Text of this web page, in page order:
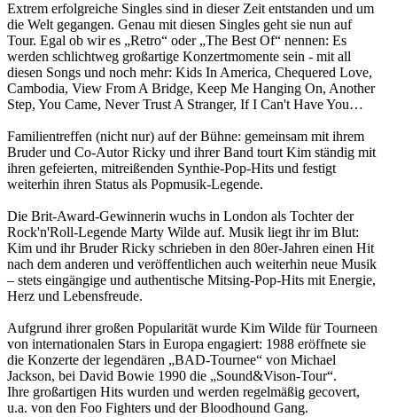
Extrem erfolgreiche Singles sind in dieser Zeit entstanden und um
die Welt gegangen. Genau mit diesen Singles geht sie nun auf
Tour. Egal ob wir es „Retro“ oder „The Best Of“ nennen: Es
werden schlichtweg großartige Konzertmomente sein - mit all
diesen Songs und noch mehr: Kids In America, Chequered Love,
Cambodia, View From A Bridge, Keep Me Hanging On, Another
Step, You Came, Never Trust A Stranger, If I Can't Have You…
Familientreffen (nicht nur) auf der Bühne: gemeinsam mit ihrem
Bruder und Co-Autor Ricky und ihrer Band tourt Kim ständig mit
ihren gefeierten, mitreißenden Synthie-Pop-Hits und festigt
weiterhin ihren Status als Popmusik-Legende.
Die Brit-Award-Gewinnerin wuchs in London als Tochter der
Rock'n'Roll-Legende Marty Wilde auf. Musik liegt ihr im Blut:
Kim und ihr Bruder Ricky schrieben in den 80er-Jahren einen Hit
nach dem anderen und veröffentlichen auch weiterhin neue Musik
– stets eingängige und authentische Mitsing-Pop-Hits mit Energie,
Herz und Lebensfreude.
Aufgrund ihrer großen Popularität wurde Kim Wilde für Tourneen
von internationalen Stars in Europa engagiert: 1988 eröffnete sie
die Konzerte der legendären „BAD-Tournee“ von Michael
Jackson, bei David Bowie 1990 die „Sound&Vison-Tour“.
Ihre großartigen Hits wurden und werden regelmäßig gecovert,
u.a. von den Foo Fighters und der Bloodhound Gang.